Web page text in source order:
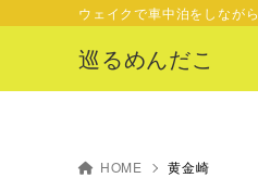
巡るめんだこ
ウェイクで車中泊をしなが
HOME 黄金崎